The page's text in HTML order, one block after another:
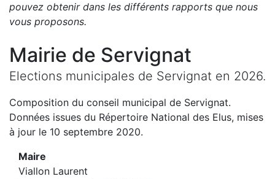
pouvez obtenir dans les différents rapports que nous
vous proposons.
Mairie de Servignat
Elections municipales de Servignat en 2026.
Composition du conseil municipal de Servignat.
Données issues du Répertoire National des Elus, mises
à jour le 10 septembre 2020.
Maire
Viallon Laurent